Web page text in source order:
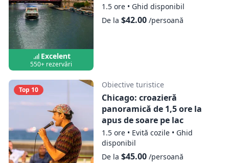
Excelent
550+ rezervări
1.5 ore • Ghid disponibil
De la $42.00/persoană
Top 10
Obiective turistice
Chicago: croazieră
panoramică de 1,5 ore la
apus de soare pe lac
1.5 ore • Evită cozile • Ghid
disponibil
De la $45.00/persoană